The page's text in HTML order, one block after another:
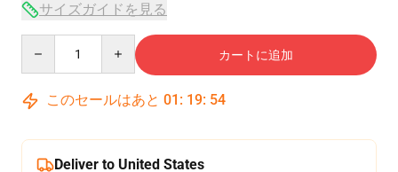
サイズガイドを見る
カートに追加
このセールはあと 01 : 19: 53
Deliver to United States